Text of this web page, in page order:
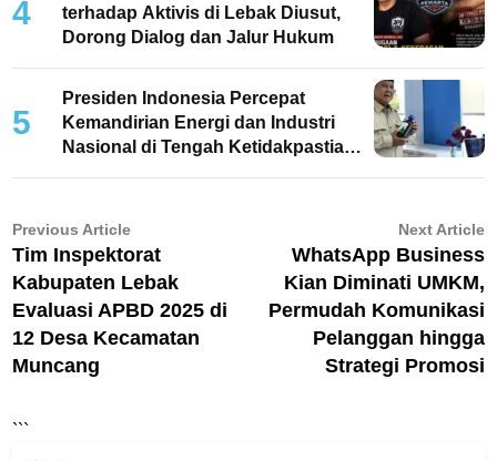
4
terhadap Aktivis di Lebak Diusut,
Dorong Dialog dan Jalur Hukum
5
Presiden Indonesia Percepat
Kemandirian Energi dan Industri
Nasional di Tengah Ketidakpastian
Navigasi
pos
Previous ArticlePrevious
article:
Tim Inspektorat
Kabupaten Lebak
Evaluasi APBD 2025 di
12 Desa Kecamatan
Muncang
Next Article
WhatsApp Business
Kian Diminati UMKM,
Permudah Komunikasi
Pelanggan hingga
Strategi Promosi
```